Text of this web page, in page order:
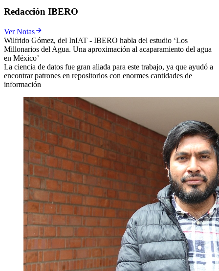
Redacción IBERO
Ver Notas
Wilfrido Gómez, del InIAT - IBERO habla del estudio ‘Los
Millonarios del Agua. Una aproximación al acaparamiento del agua
en México’
La ciencia de datos fue gran aliada para este trabajo, ya que ayudó a
encontrar patrones en repositorios con enormes cantidades de
información